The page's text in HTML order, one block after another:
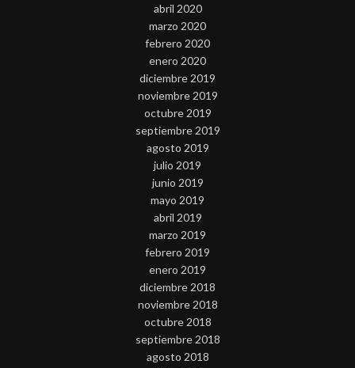
abril 2020
marzo 2020
febrero 2020
enero 2020
diciembre 2019
noviembre 2019
octubre 2019
septiembre 2019
agosto 2019
julio 2019
junio 2019
mayo 2019
abril 2019
marzo 2019
febrero 2019
enero 2019
diciembre 2018
noviembre 2018
octubre 2018
septiembre 2018
agosto 2018